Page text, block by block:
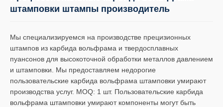
штамповки штампы производитель
Мы специализируемся на производстве прецизионных
штампов из карбида вольфрама и твердосплавных
пуансонов для высокоточной обработки металлов давлением
и штамповки. Мы предоставляем недорогие
пользовательские карбида вольфрама штамповки умирают
производства услуг. MOQ: 1 шт. Пользовательские карбида
вольфрама штамповки умирают компоненты могут быть